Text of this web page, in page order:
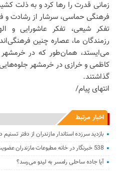
زمانی قدرت را رها کرد و به ذلت
فرهنگی حماسی، سرشار از رشادت و
تفکر شیعی، تفکر عاشورایی و
رزمندگان ما، عصاره چنین
می‌ایستد، همان‌طور که در
کاظمی و خرازی در خرمشهر جلوه‌هایی
گذاشتند.
انتهای پیام/
اخبار مرتبط
بازدید سرزده ‌استاندار مازندران از دفتر تسنیم
538 خبرنگار در خانه مطبوعات مازندران عضویت دارند
آیا جاده ساحلی رامسر به لیدو می‌رسد؟